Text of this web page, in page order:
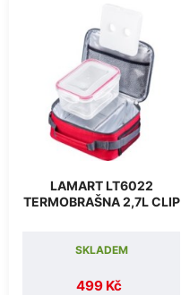
LAMART LT6022
TERMOBRAŠNA 2,7L CLIP
499 Kč
SKLADEM